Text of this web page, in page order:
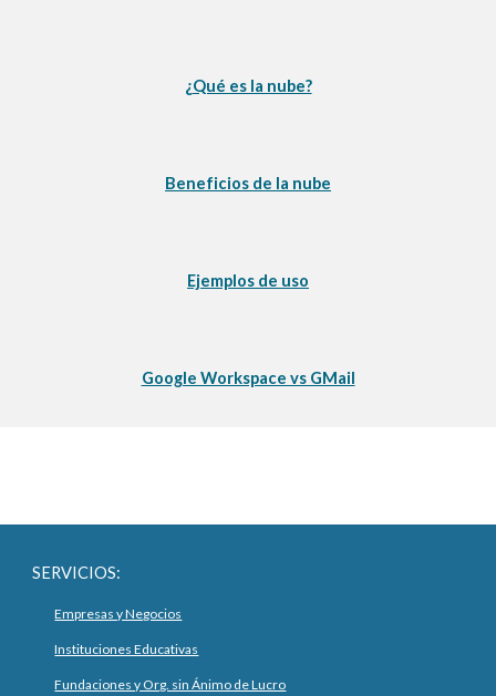
¿Qué es la nube?
Beneficios de la nube
Ejemplos de uso
Google Workspace vs GMail
SERVICIOS:
Empresas y Negocios
Instituciones Educativas
Fundaciones y Org. sin Ánimo de Lucro